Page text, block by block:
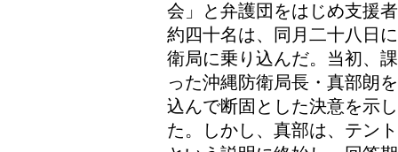
会」と弁護団をはじめ支援
約四十名は、同月二十八日
衛局に乗り込んだ。当初、
った沖縄防衛局長・真部朗
込んで断固とした決意を示
た。しかし、真部は、テン